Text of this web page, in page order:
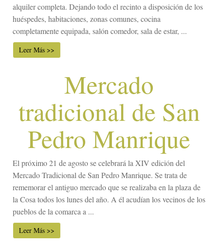
alquiler completa. Dejando todo el recinto a disposición de los
huéspedes, habitaciones, zonas comunes, cocina
completamente equipada, salón comedor, sala de estar, ...
Leer Más >>
Mercado
tradicional de San
Pedro Manrique
El próximo 21 de agosto se celebrará la XIV edición del
Mercado Tradicional de San Pedro Manrique. Se trata de
rememorar el antiguo mercado que se realizaba en la plaza de
la Cosa todos los lunes del año. A él acudían los vecinos de los
pueblos de la comarca a ...
Leer Más >>